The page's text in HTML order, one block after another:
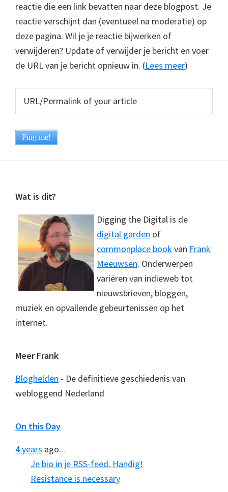
reactie die een link bevatten naar deze blogpost. Je
reactie verschijnt dan (eventueel na moderatie) op
deze pagina. Wil je je reactie bijwerken of
verwijderen? Update of verwijder je bericht en voer
de URL van je bericht opnieuw in. (Lees meer)
Footer
Wat is dit?
Digging the Digital is de
digital garden of
commonplace bookvan Frank
Meeuwsen. Onderwerpen
variëren van indieweb tot
nieuwsbrieven, bloggen,
muziek en opvallende gebeurtenissen op het
internet.
Meer Frank
Bloghelden - De definitieve geschiedenis van
webloggend Nederland
On this Day
4 years ago...
Je bio in je RSS-feed. Handig!
Resistance is necessary